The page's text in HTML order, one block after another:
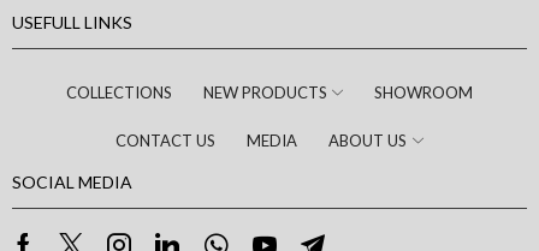
USEFULL LINKS
COLLECTIONS NEW PRODUCTS SHOWROOM
CONTACT US MEDIA ABOUT US
SOCIAL MEDIA